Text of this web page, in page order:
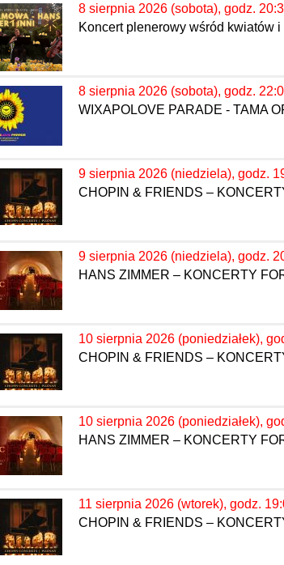
8 sierpnia 2026 (sobota), godz.
Koncert plenerowy wśród kwiatów
8 sierpnia 2026 (sobota), godz.
WIXAPOLOVE PARADE - TAMA
9 sierpnia 2026 (niedziela), godz.
CHOPIN & FRIENDS –
9 sierpnia 2026 (niedziela), godz.
HANS ZIMMER – KONCERTY
10 sierpnia 2026 (poniedziałek),
CHOPIN & FRIENDS –
10 sierpnia 2026 (poniedziałek),
HANS ZIMMER – KONCERTY
11 sierpnia 2026 (wtorek), godz.
CHOPIN & FRIENDS –